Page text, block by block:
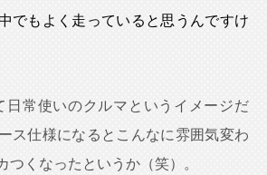
でもよく走っていると思うんですけ
日常使いのクルマというイメージだ
ス仕様になるとこんなに雰囲気変わ
つくなったというか（笑）。